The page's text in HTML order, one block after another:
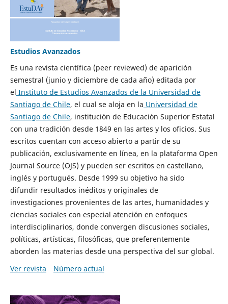
Estudios Avanzados
Es una revista científica (peer reviewed) de aparición
semestral (junio y diciembre de cada año) editada por
el Instituto de Estudios Avanzados de la Universidad de
Santiago de Chile, el cual se aloja en la Universidad de
Santiago de Chile, institución de Educación Superior Estatal
con una tradición desde 1849 en las artes y los oficios. Sus
escritos cuentan con acceso abierto a partir de su
publicación, exclusivamente en línea, en la plataforma Open
Journal Source (OJS) y pueden ser escritos en castellano,
inglés y portugués. Desde 1999 su objetivo ha sido
difundir resultados inéditos y originales de
investigaciones provenientes de las artes, humanidades y
ciencias sociales con especial atención en enfoques
interdisciplinarios, donde convergen discusiones sociales,
políticas, artísticas, filosóficas, que preferentemente
aborden las materias desde una perspectiva del sur global.
Ver revista
Número actual